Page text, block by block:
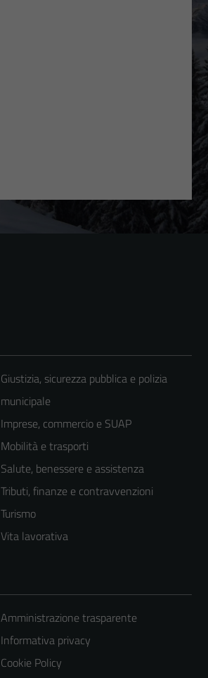
Giustizia, sicurezza pubblica e polizia
municipale
Imprese, commercio e SUAP
Mobilità e trasporti
Salute, benessere e assistenza
Tributi, finanze e contravvenzioni
Turismo
Vita lavorativa
Amministrazione trasparente
Informativa privacy
Cookie Policy